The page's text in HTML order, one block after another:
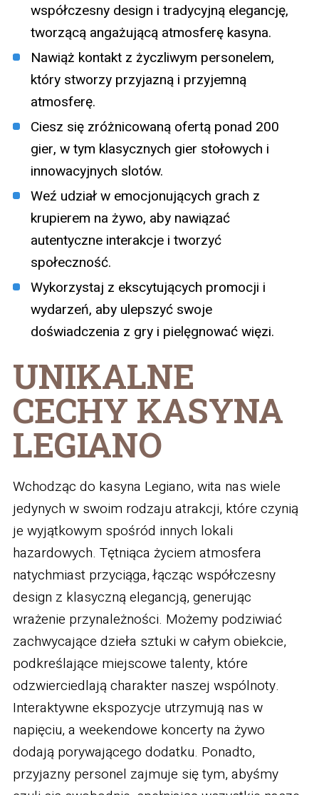
współczesny design i tradycyjną elegancję,
tworzącą angażującą atmosferę kasyna.
Nawiąż kontakt z życzliwym personelem,
który stworzy przyjazną i przyjemną
atmosferę.
Ciesz się zróżnicowaną ofertą ponad 200
gier, w tym klasycznych gier stołowych i
innowacyjnych slotów.
Weź udział w emocjonujących grach z
krupierem na żywo, aby nawiązać
autentyczne interakcje i tworzyć
społeczność.
Wykorzystaj z ekscytujących promocji i
wydarzeń, aby ulepszyć swoje
doświadczenia z gry i pielęgnować więzi.
UNIKALNE
CECHY KASYNA
LEGIANO
Wchodząc do kasyna Legiano, wita nas wiele
jedynych w swoim rodzaju atrakcji, które czynią
je wyjątkowym spośród innych lokali
hazardowych. Tętniąca życiem atmosfera
natychmiast przyciąga, łącząc współczesny
design z klasyczną elegancją, generując
wrażenie przynależności. Możemy podziwiać
zachwycające dzieła sztuki w całym obiekcie,
podkreślające miejscowe talenty, które
odzwierciedlają charakter naszej wspólnoty.
Interaktywne ekspozycje utrzymują nas w
napięciu, a weekendowe koncerty na żywo
dodają porywającego dodatku. Ponadto,
przyjazny personel zajmuje się tym, abyśmy